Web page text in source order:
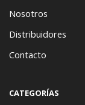
Nosotros
Distribuidores
Contacto
CATEGORÍAS